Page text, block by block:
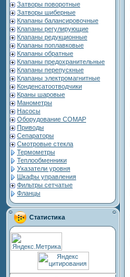
Затворы поворотные
Затворы шиберные
Клапаны балансировочные
Клапаны регулирующие
Клапаны редукционные
Клапаны поплавковые
Клапаны обратные
Клапаны предохранительные
Клапаны перепускные
Клапаны электромагнитные
Конденсатоотводчики
Краны шаровые
Манометры
Насосы
Оборудование COMAP
Приводы
Сепараторы
Смотровые стекла
Термометры
Теплообменники
Указатели уровня
Шкафы управления
Фильтры сетчатые
Фланцы
Статистика